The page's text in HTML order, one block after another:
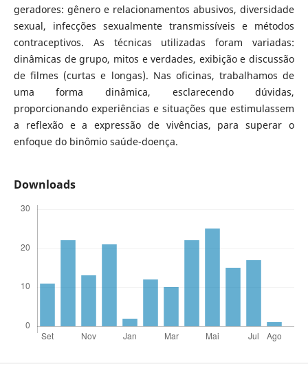
geradores: gênero e relacionamentos abusivos, diversidade
sexual, infecções sexualmente transmissíveis e métodos
contraceptivos. As técnicas utilizadas foram variadas:
dinâmicas de grupo, mitos e verdades, exibição e discussão
de filmes (curtas e longas). Nas oficinas, trabalhamos de
uma forma dinâmica, esclarecendo dúvidas,
proporcionando experiências e situações que estimulassem
a reflexão e a expressão de vivências, para superar o
enfoque do binômio saúde-doença.
Downloads